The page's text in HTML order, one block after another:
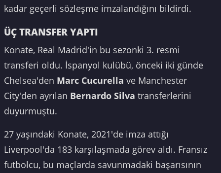
kadar geçerli sözleşme imzalandığını bildirdi.
ÜÇ TRANSFER YAPTI
Konate, Real Madrid'in bu sezonki 3. resmi
transferi oldu. İspanyol kulübü, önceki iki günde
Chelsea'den Marc Cucurella ve Manchester
City'den ayrılan Bernardo Silva transferlerini
duyurmuştu.
27 yaşındaki Konate, 2021'de imza attığı
Liverpool'da 183 karşılaşmada görev aldı. Fransız
futbolcu, bu maçlarda savunmadaki başarısının